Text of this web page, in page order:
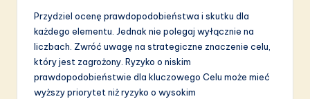
Przydziel ocenę prawdopodobieństwa i skutku dla
każdego elementu. Jednak nie polegaj wyłącznie na
liczbach. Zwróć uwagę na strategiczne znaczenie celu,
który jest zagrożony. Ryzyko o niskim
prawdopodobieństwie dla kluczowego Celu może mieć
wyższy priorytet niż ryzyko o wysokim